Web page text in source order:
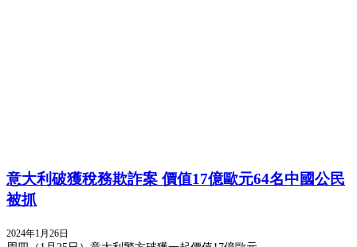
意大利破獲稅務欺詐案 價值17億歐元64名中國公民
被抓
2024年1月26日